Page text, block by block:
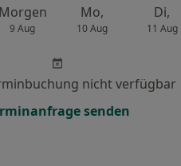
Morgen
9 Aug
Mo,
10 Aug
Di,
11 Aug
nicht verfügbar
senden